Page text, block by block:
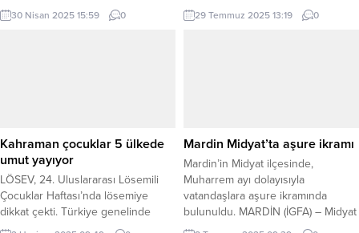
Teknoloji Platformu’nun
desteklediği 10 takım ve 41 katılımcı
ediyor. KAPSÜL Teknoloji Platformu,
gençlerin teknolojiye olan ilgisini
artırmak, yenilikçi projeleri
desteklemek...
30 Nisan 2025 15:59 0
geçirdiği “alım garantisi” modeli,
üreticiye güven verirken kentte kaz
bu alım garantisi ile giderek
büyürken birçok ilçede vatandaşlar,
Büyükşehir Belediyesinin...
29 Temmuz 2025 13:19 0
Kahraman çocuklar 5 ülkede
umut yayıyor
LÖSEV, 24. Uluslararası Lösemili
Çocuklar Haftası’nda lösemiye
dikkat çekti. Türkiye genelinde
kortej ve şenliklerle farkındalık
Mardin Midyat’ta aşure ikramı
Mardin’in Midyat ilçesinde,
Muharrem ayı dolayısıyla
vatandaşlara aşure ikramında
bulunuldu. MARDİN (İGFA) – Midyat
Belediyesi tarafından düzenlenen